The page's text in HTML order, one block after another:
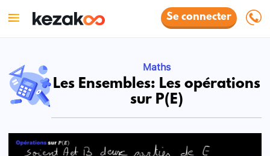
Se connecter
Maths
Les Ensembles: Les opérations
sur P(E)